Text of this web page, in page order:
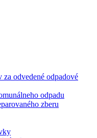
odvedené odpadové
odpadu
zberu